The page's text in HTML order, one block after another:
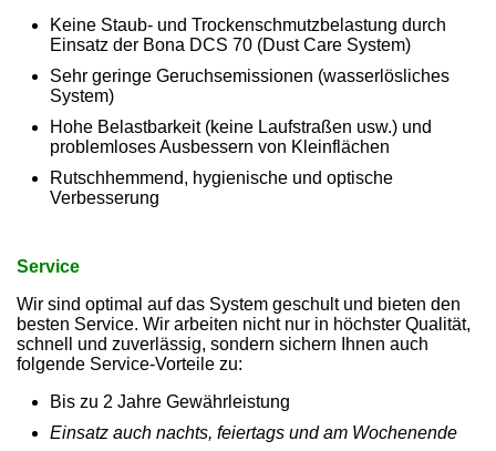
Keine Staub- und Trockenschmutzbelastung durch
Einsatz der Bona DCS 70 (Dust Care System)
Sehr geringe Geruchsemissionen (wasserlösliches
System)
Hohe Belastbarkeit (keine Laufstraßen usw.) und
problemloses Ausbessern von Kleinflächen
Rutschhemmend, hygienische und optische
Verbesserung
Service
Wir sind optimal auf das System geschult und bieten den
besten Service. Wir arbeiten nicht nur in höchster Qualität,
schnell und zuverlässig, sondern sichern Ihnen auch
folgende Service-Vorteile zu:
Bis zu 2 Jahre Gewährleistung
Einsatz auch nachts, feiertags und am Wochenende